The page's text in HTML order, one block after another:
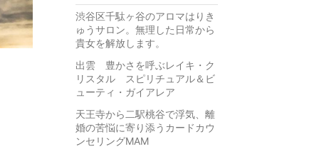
渋谷区千駄ヶ谷のアロマはりき
ゅうサロン。無理した日常から
貴女を解放します。
出雲 豊かさを呼ぶレイキ・ク
リスタル スピリチュアル＆ビ
ューティ・ガイアレア
天王寺から二駅桃谷で浮気、離
婚の苦悩に寄り添うカードカウ
ンセリングMAM